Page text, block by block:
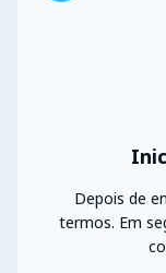
Depois de
termos. Em